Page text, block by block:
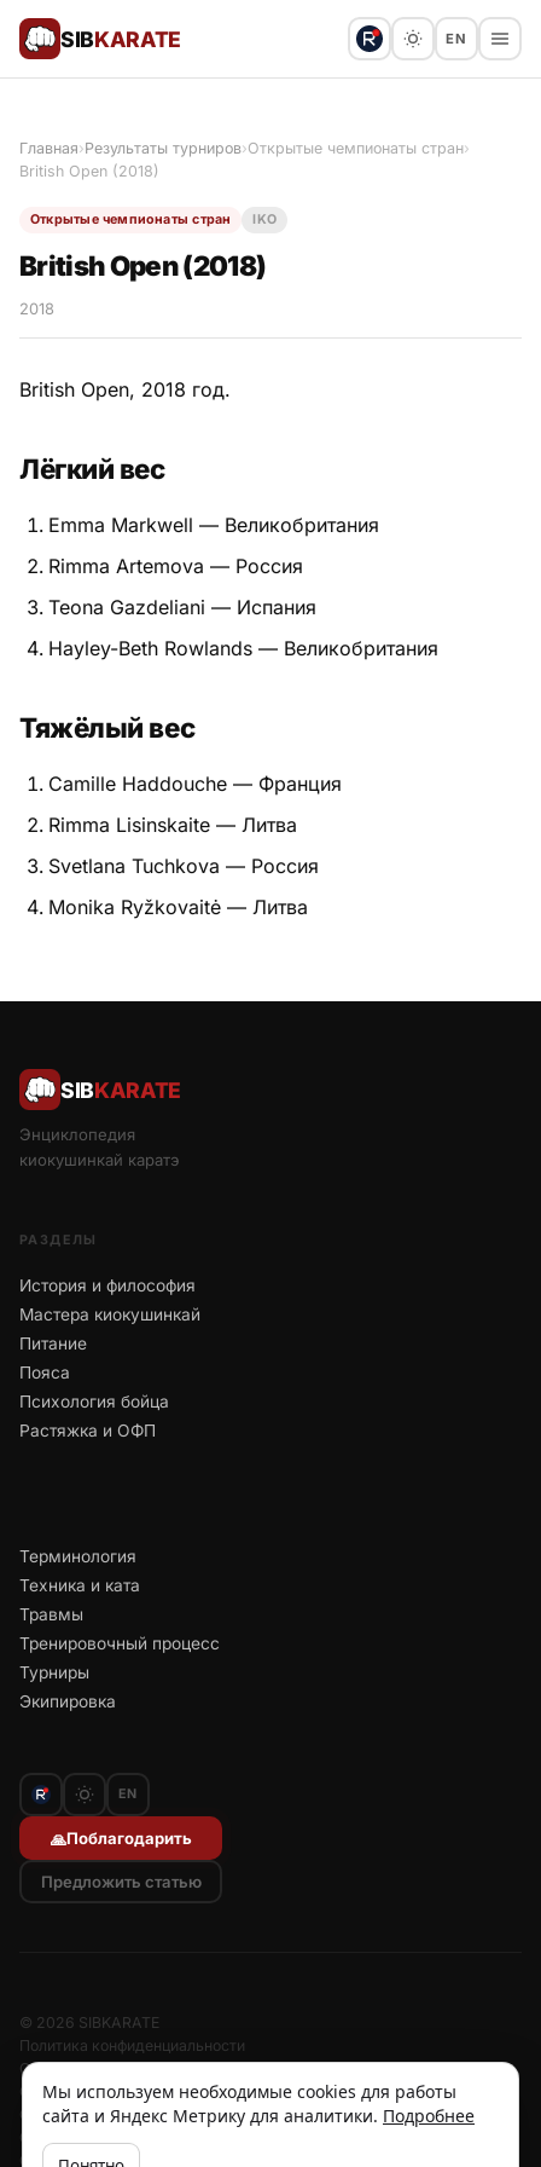
SIBKARATE EN
Все статьи
История и философия
Мастера киокушинкай
Питание
Растяжка и ОФП
Терминология
Травмы
Экипировка
Главная›Результаты турниров›Открытые чемпионаты стран›
British Open (2018)
Открытые чемпионаты стран IKO
British Open (2018)
2018
British Open, 2018 год.
Лёгкий вес
Emma Markwell — Великобритания
Rimma Artemova — Россия
Teona Gazdeliani — Испания
Hayley-Beth Rowlands — Великобритания
Тяжёлый вес
Camille Haddouche — Франция
Rimma Lisinskaite — Литва
Svetlana Tuchkova — Россия
Monika Ryžkovaitė — Литва
SIBKARATE
Энциклопедия
киокушинкай каратэ
РАЗДЕЛЫ
История и философия
Мастера киокушинкай
Питание
Пояса
Психология бойца
Растяжка и ОФП
Терминология
Техника и ката
Травмы
Тренировочный процесс
Турниры
Экипировка
EN
🙏Поблагодарить
Предложить статью
© 2026 SIBKARATE
Политика конфиденциальности
Отписаться от рассылок
Согласие на обработку персональных данных
Согласие на рассылку
Отзыв согласия
Cookies
Мы используем необходимые cookies для работы
сайта и Яндекс Метрику для аналитики. Подробнее